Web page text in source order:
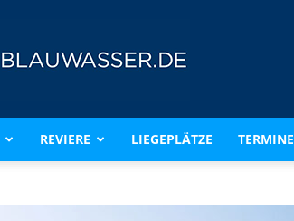
BLAUWASSER.DE
REVIERE LIEGEPLÄTZE TERMINE